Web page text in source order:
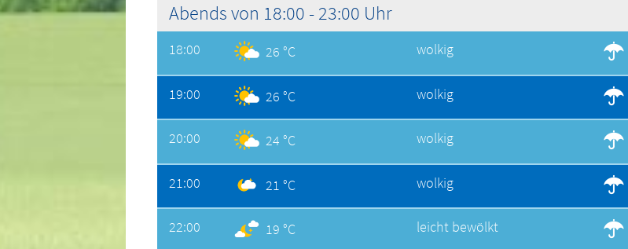
Abends von 18:00 - 23:00 Uhr
18:00 26 °C wolkig
19:00 26 °C wolkig
20:00 24 °C wolkig
21:00 21 °C wolkig
22:00 19 °C leicht bewölkt